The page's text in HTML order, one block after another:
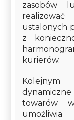
zasobów
ustalonych
z
kurierów.
towarów